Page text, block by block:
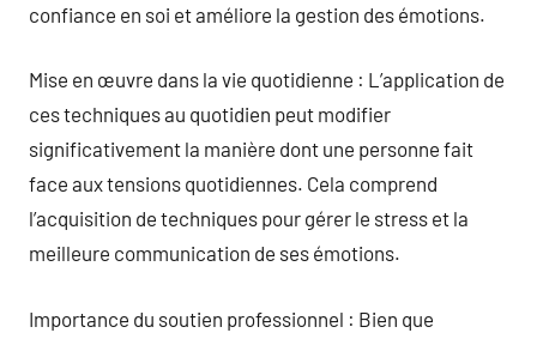
confiance en soi et améliore la gestion des émotions.
Mise en œuvre dans la vie quotidienne : L’application de
ces techniques au quotidien peut modifier
significativement la manière dont une personne fait
face aux tensions quotidiennes. Cela comprend
l’acquisition de techniques pour gérer le stress et la
meilleure communication de ses émotions.
Importance du soutien professionnel : Bien que